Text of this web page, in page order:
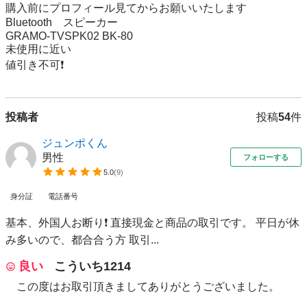
購入前にプロフィール見てからお願いいたします
Bluetooth　スピーカー
GRAMO-TVSPK02 BK-80
未使用に近い
値引き不可❗
投稿者 投稿54件
ジュンポくん
男性
5.0(9)
フォローする
身分証 電話番号
基本、外国人お断り❗ 直接現金と商品の取引です。 平日が休
み多いので、都合合う方 取引...
良い こういち1214
この度はお取引頂きましてありがとうございました。